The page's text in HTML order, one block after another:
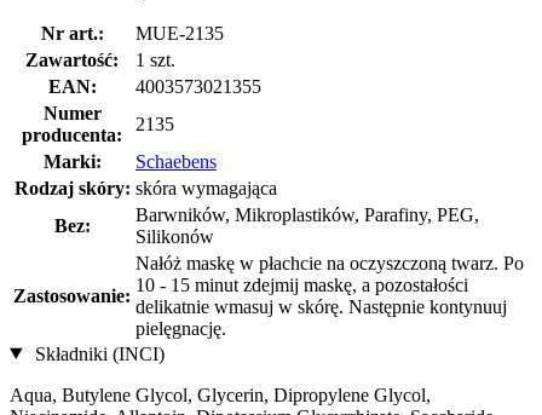
Nr art.:
MUE-2135
Zawartość:
1 szt.
EAN:
4003573021355
Numer
producenta:
2135
Marki:
Schaebens
Rodzaj skóry: skóra wymagająca
Bez:
Barwników, Mikroplastików, Parafiny, PEG,
Silikonów
Zastosowanie:
Nałóż maskę w płachcie na oczyszczoną twarz. Po
10 - 15 minut zdejmij maskę, a pozostałości
delikatnie wmasuj w skórę. Następnie kontynuuj
pielęgnację.
Składniki (INCI)
Aqua, Butylene Glycol, Glycerin, Dipropylene Glycol,